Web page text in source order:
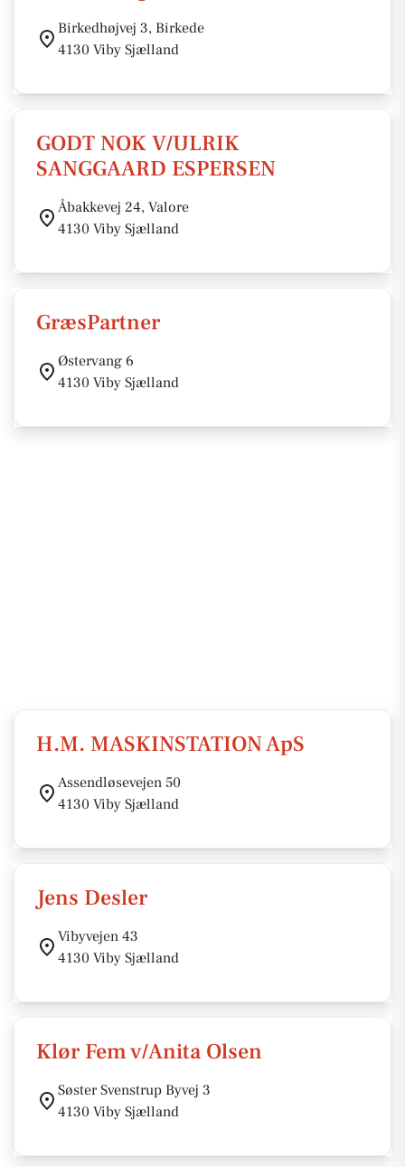
Birkedhøjvej 3, Birkede
4130 Viby Sjælland
GODT NOK V/ULRIK
SANGGAARD ESPERSEN
Åbakkevej 24, Valore
4130 Viby Sjælland
GræsPartner
Østervang 6
4130 Viby Sjælland
H.M. MASKINSTATION ApS
Assendløsevejen 50
4130 Viby Sjælland
Jens Desler
Vibyvejen 43
4130 Viby Sjælland
Klør Fem v/Anita Olsen
Søster Svenstrup Byvej 3
4130 Viby Sjælland